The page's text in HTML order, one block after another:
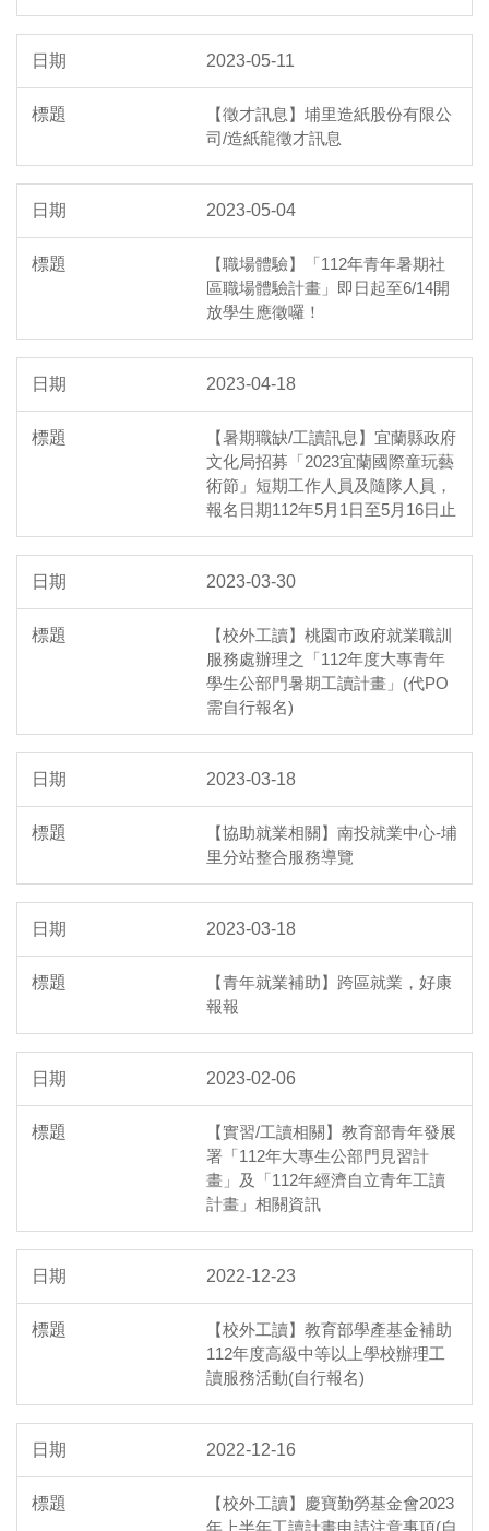
2023-05-11
【徵才訊息】埔里造紙股份有限公
司/造紙龍徵才訊息
2023-05-04
【職場體驗】「112年青年暑期社
區職場體驗計畫」即日起至6/14開
放學生應徵囉！
2023-04-18
【暑期職缺/工讀訊息】宜蘭縣政府
文化局招募「2023宜蘭國際童玩藝
術節」短期工作人員及隨隊人員，
報名日期112年5月1日至5月16日止
2023-03-30
【校外工讀】桃園市政府就業職訓
服務處辦理之「112年度大專青年
學生公部門暑期工讀計畫」(代PO
需自行報名)
2023-03-18
【協助就業相關】南投就業中心-埔
里分站整合服務導覽
2023-03-18
【青年就業補助】跨區就業，好康
報報
2023-02-06
【實習/工讀相關】教育部青年發展
署「112年大專生公部門見習計
畫」及「112年經濟自立青年工讀
計畫」相關資訊
2022-12-23
【校外工讀】教育部學產基金補助
112年度高級中等以上學校辦理工
讀服務活動(自行報名)
2022-12-16
【校外工讀】慶寶勤勞基金會2023